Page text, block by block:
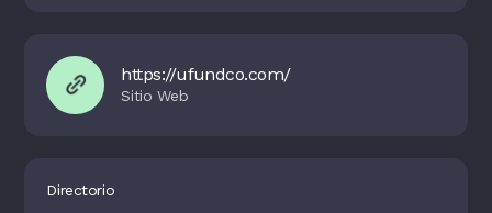
https://ufundco.com/
Directorio